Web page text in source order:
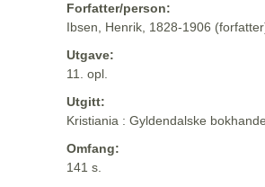
Forfatter/person:
Ibsen, Henrik, 1828-1906
Utgave:
11. opl.
Utgitt:
Kristiania : Gyldendalske
Omfang:
141 s.